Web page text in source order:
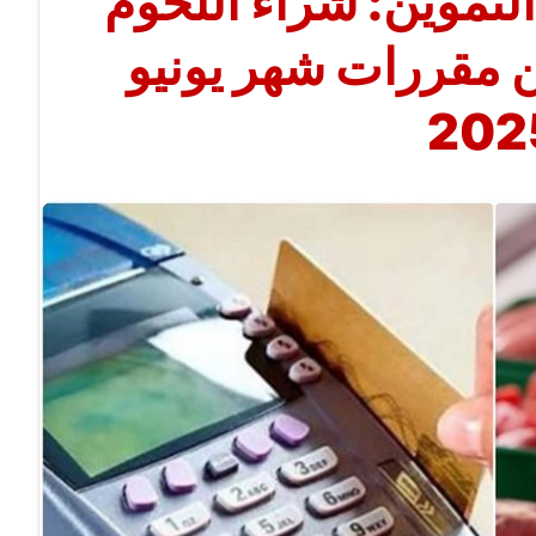
مقررات شهر يونيو